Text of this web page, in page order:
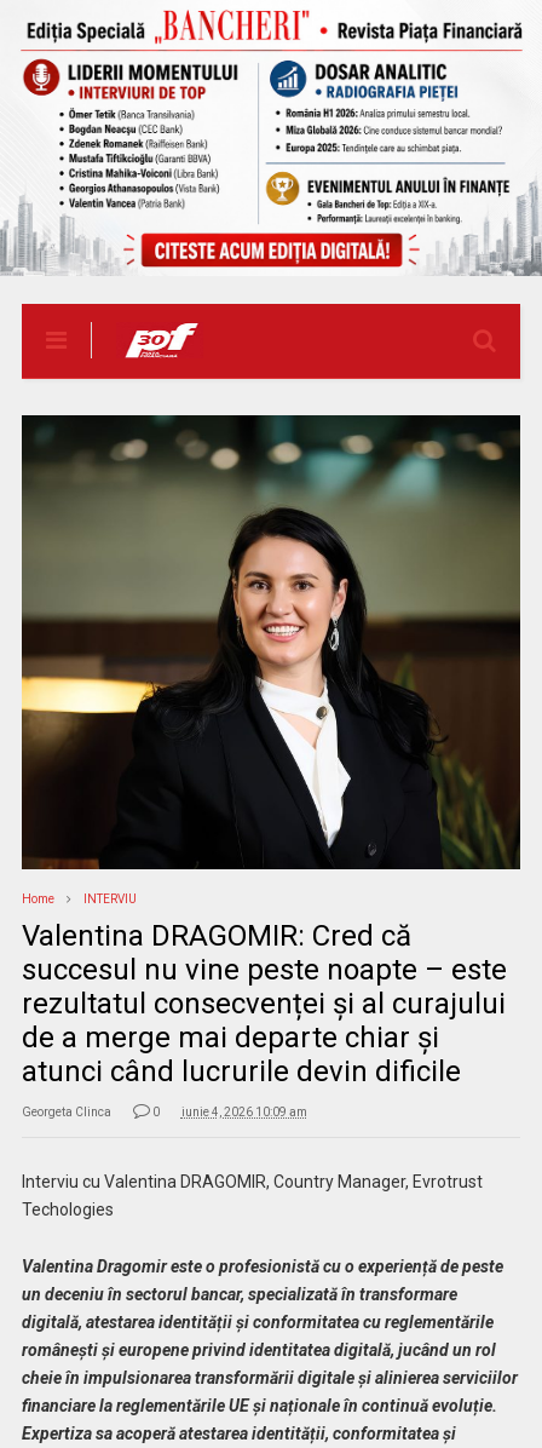
Home INTERVIU
Valentina DRAGOMIR: Cred că
succesul nu vine peste noapte – este
rezultatul consecvenței și al curajului
de a merge mai departe chiar și
atunci când lucrurile devin dificile
Georgeta Clinca 0 iunie 4, 2026 10:09 am
Interviu cu Valentina DRAGOMIR, Country Manager, Evrotrust
Techologies
Valentina Dragomir este o profesionistă cu o experiență de peste
un deceniu în sectorul bancar, specializată în transformare
digitală, atestarea identității și conformitatea cu reglementările
românești și europene privind identitatea digitală, jucând un rol
cheie în impulsionarea transformării digitale și alinierea serviciilor
financiare la reglementările UE și naționale în continuă evoluție.
Expertiza sa acoperă atestarea identității, conformitatea și